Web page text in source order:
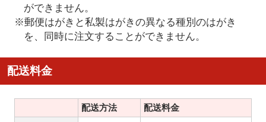
ができません。
※郵便はがきと私製はがきの異なる種別のはがき
を、同時に注文することができません。
配送料金
配送方法 配送料金